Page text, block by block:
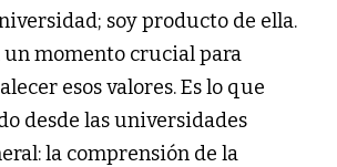
soy producto de ella.
un momento crucial para
esos valores. Es lo que
desde las universidades
la comprensión de la